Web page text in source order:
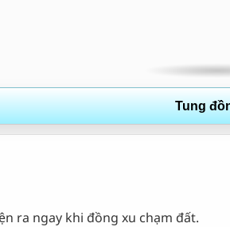
Tung
ra ngay khi đồng xu chạm đất.